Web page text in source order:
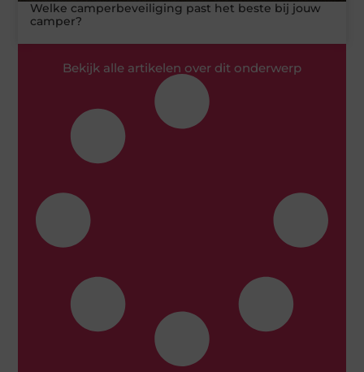
Welke camperbeveiliging past het beste bij jouw
camper?
Bekijk alle artikelen over dit onderwerp